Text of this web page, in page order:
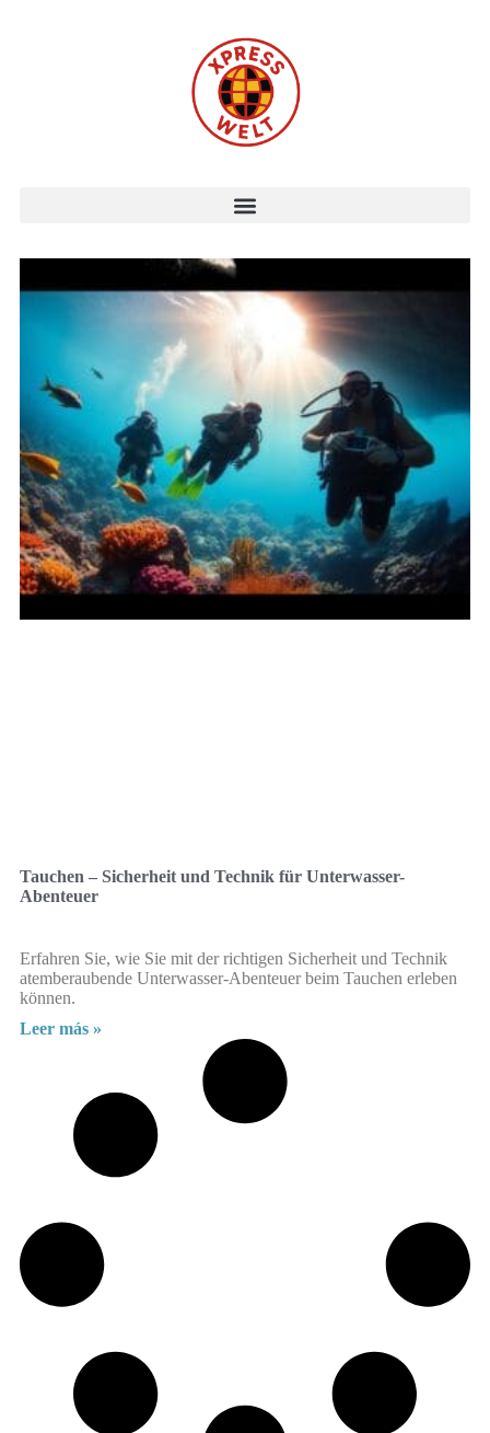
Tauchen – Sicherheit und Technik für Unterwasser-
Abenteuer
Erfahren Sie, wie Sie mit der richtigen Sicherheit und Technik
atemberaubende Unterwasser-Abenteuer beim Tauchen erleben
können.
Leer más »